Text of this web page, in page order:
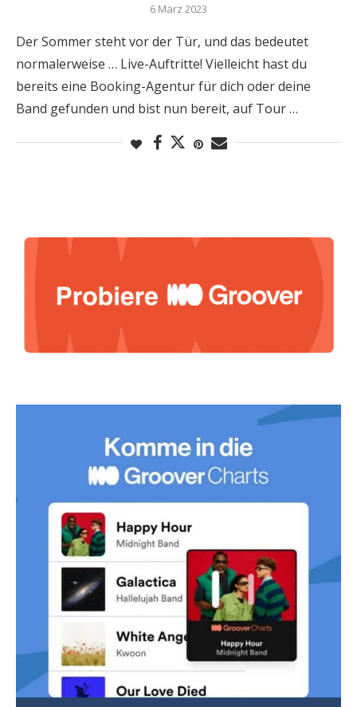
6 März 2023
Der Sommer steht vor der Tür, und das bedeutet
normalerweise … Live-Auftritte! Vielleicht hast du
bereits eine Booking-Agentur für dich oder deine
Band gefunden und bist nun bereit, auf Tour …